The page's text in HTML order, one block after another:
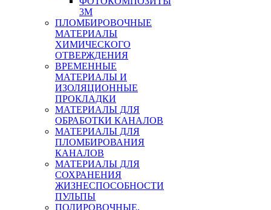
3М
ПЛОМБИРОВОЧНЫЕ
МАТЕРИАЛЫ
ХИМИЧЕСКОГО
ОТВЕРЖДЕНИЯ
ВРЕМЕННЫЕ
МАТЕРИАЛЫ И
ИЗОЛЯЦИОННЫЕ
ПРОКЛАДКИ
МАТЕРИАЛЫ ДЛЯ
ОБРАБОТКИ КАНАЛОВ
МАТЕРИАЛЫ ДЛЯ
ПЛОМБИРОВАНИЯ
КАНАЛОВ
МАТЕРИАЛЫ ДЛЯ
СОХРАНЕНИЯ
ЖИЗНЕСПОСОБНОСТИ
ПУЛЬПЫ
ПОЛИРОВОЧНЫЕ,